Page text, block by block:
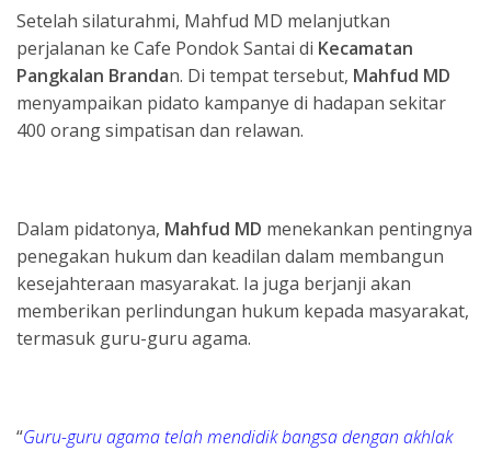
Setelah silaturahmi, Mahfud MD melanjutkan
perjalanan ke Cafe Pondok Santai di Kecamatan
Pangkalan Brandan. Di tempat tersebut, Mahfud MD
menyampaikan pidato kampanye di hadapan sekitar
400 orang simpatisan dan relawan.
Dalam pidatonya, Mahfud MD menekankan pentingnya
penegakan hukum dan keadilan dalam membangun
kesejahteraan masyarakat. Ia juga berjanji akan
memberikan perlindungan hukum kepada masyarakat,
termasuk guru-guru agama.
“Guru-guru agama telah mendidik bangsa dengan akhlak